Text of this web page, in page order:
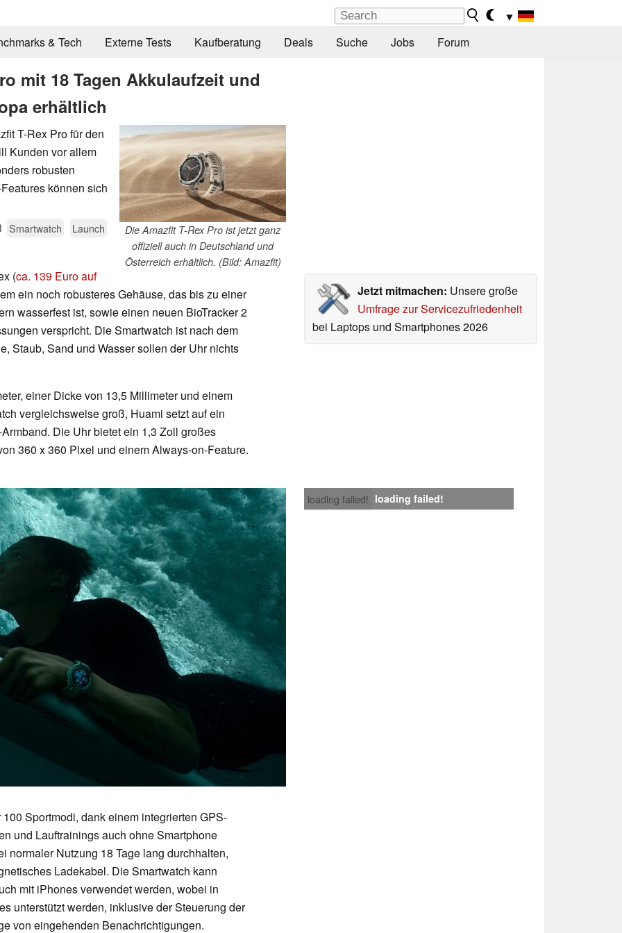
▼
& Tech
Externe Tests Kaufberatung Deals Suche Jobs Forum
mit 18 Tagen Akkulaufzeit und
erhältlich
Die Amazfit T-Rex Pro ist jetzt ganz
offiziell auch in Deutschland und
Österreich erhältlich. (Bild: Amazfit)
T-Rex Pro für den
Kunden vor allem
robusten
können sich
Smartwatch Launch
Jetzt mitmachen: Unsere große
Umfrage zur Servicezufriedenheit
bei Laptops und Smartphones 2026
(ca. 139 Euro auf
ein noch robusteres Gehäuse, das bis zu einer
wasserfest ist, sowie einen neuen BioTracker 2
verspricht. Die Smartwatch ist nach dem
Staub, Sand und Wasser sollen der Uhr nichts
einer Dicke von 13,5 Millimeter und einem
vergleichsweise groß, Huami setzt auf ein
Die Uhr bietet ein 1,3 Zoll großes
360 x 360 Pixel und einem Always-on-Feature.
loading failed! loading failed!
Sportmodi, dank einem integrierten GPS-
und Lauftrainings auch ohne Smartphone
normaler Nutzung 18 Tage lang durchhalten,
Ladekabel. Die Smartwatch kann
mit iPhones verwendet werden, wobei in
unterstützt werden, inklusive der Steuerung der
von eingehenden Benachrichtigungen.